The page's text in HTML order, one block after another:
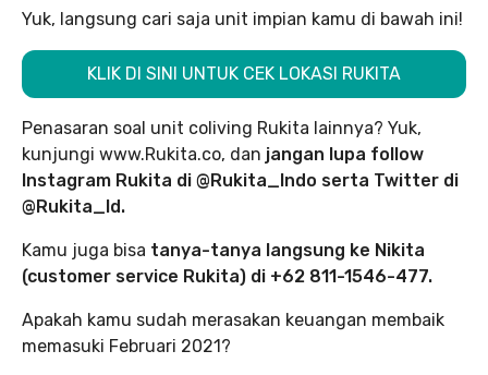
Yuk, langsung cari saja unit impian kamu di bawah ini!
KLIK DI SINI UNTUK CEK LOKASI RUKITA
Penasaran soal unit coliving Rukita lainnya? Yuk,
kunjungi www.Rukita.co, dan jangan lupa follow
Instagram Rukita di @Rukita_Indo serta Twitter di
@Rukita_Id.
Kamu juga bisa tanya-tanya langsung ke Nikita
(customer service Rukita) di +62 811-1546-477.
Apakah kamu sudah merasakan keuangan membaik
memasuki Februari 2021?